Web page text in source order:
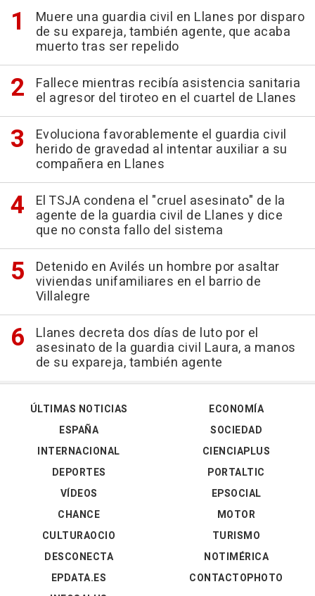
Muere una guardia civil en Llanes por disparo
de su expareja, también agente, que acaba
muerto tras ser repelido
Fallece mientras recibía asistencia sanitaria
el agresor del tiroteo en el cuartel de Llanes
Evoluciona favorablemente el guardia civil
herido de gravedad al intentar auxiliar a su
compañera en Llanes
El TSJA condena el "cruel asesinato" de la
agente de la guardia civil de Llanes y dice
que no consta fallo del sistema
Detenido en Avilés un hombre por asaltar
viviendas unifamiliares en el barrio de
Villalegre
Llanes decreta dos días de luto por el
asesinato de la guardia civil Laura, a manos
de su expareja, también agente
ÚLTIMAS NOTICIAS
ESPAÑA
INTERNACIONAL
DEPORTES
VÍDEOS
ECONOMÍA
SOCIEDAD
CIENCIAPLUS
PORTALTIC
EPSOCIAL
CHANCE
CULTURAOCIO
DESCONECTA
EPDATA.ES
MOTOR
TURISMO
NOTIMÉRICA
CONTACTOPHOTO